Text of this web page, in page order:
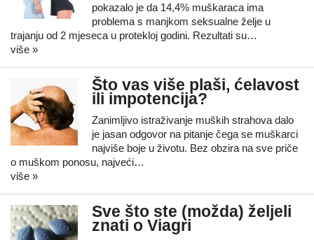
pokazalo je da 14,4% muškaraca ima
problema s manjkom seksualne želje u
trajanju od 2 mjeseca u protekloj godini. Rezultati su…
više »
Što vas više plaši, ćelavost
ili impotencija?
Zanimljivo istraživanje muških strahova dalo
je jasan odgovor na pitanje čega se muškarci
najviše boje u životu. Bez obzira na sve priče
o muškom ponosu, najveći…
više »
Sve što ste (možda) željeli
znati o Viagri